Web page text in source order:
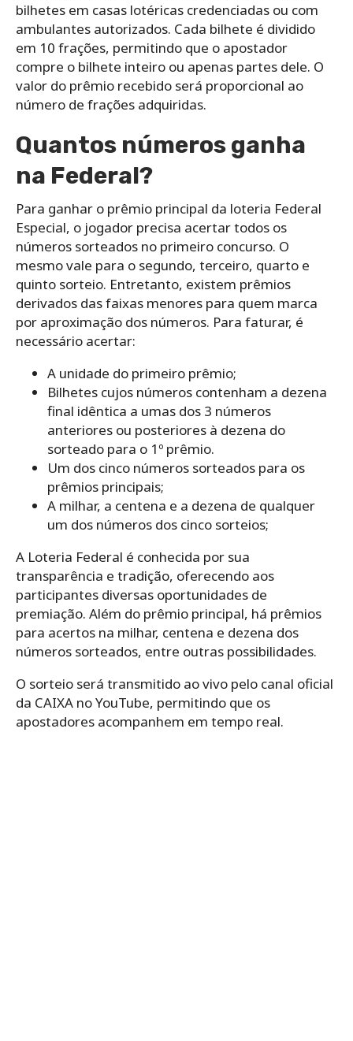
bilhetes em casas lotéricas credenciadas ou com
ambulantes autorizados. Cada bilhete é dividido
em 10 frações, permitindo que o apostador
compre o bilhete inteiro ou apenas partes dele. O
valor do prêmio recebido será proporcional ao
número de frações adquiridas.
Quantos números ganha
na Federal?
Para ganhar o prêmio principal da loteria Federal
Especial, o jogador precisa acertar todos os
números sorteados no primeiro concurso. O
mesmo vale para o segundo, terceiro, quarto e
quinto sorteio. Entretanto, existem prêmios
derivados das faixas menores para quem marca
por aproximação dos números. Para faturar, é
necessário acertar:
A unidade do primeiro prêmio;
Bilhetes cujos números contenham a dezena
final idêntica a umas dos 3 números
anteriores ou posteriores à dezena do
sorteado para o 1º prêmio.
Um dos cinco números sorteados para os
prêmios principais;
A milhar, a centena e a dezena de qualquer
um dos números dos cinco sorteios;
A Loteria Federal é conhecida por sua
transparência e tradição, oferecendo aos
participantes diversas oportunidades de
premiação. Além do prêmio principal, há prêmios
para acertos na milhar, centena e dezena dos
números sorteados, entre outras possibilidades.
O sorteio será transmitido ao vivo pelo canal oficial
da CAIXA no YouTube, permitindo que os
apostadores acompanhem em tempo real.